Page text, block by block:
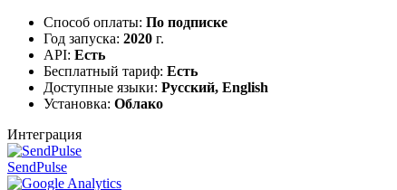
Способ оплаты: По подписке
Год запуска: 2020 г.
API: Есть
Бесплатный тариф: Есть
Доступные языки: Русский, English
Установка: Облако
Интеграция
SendPulse